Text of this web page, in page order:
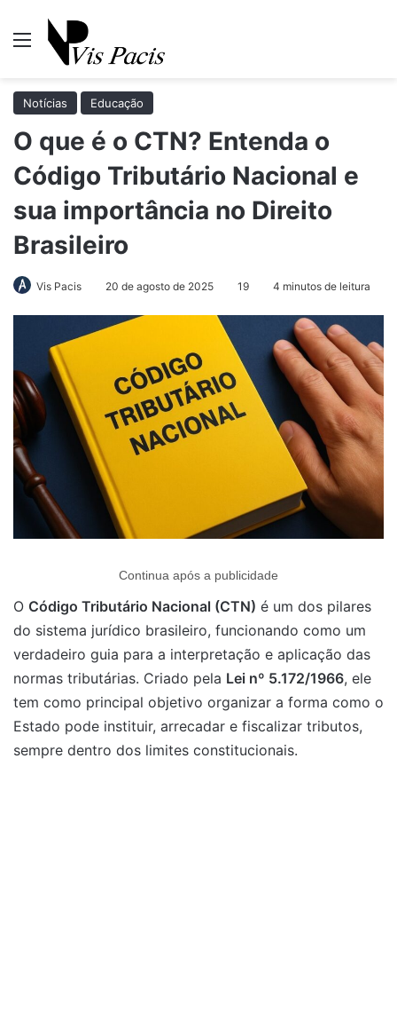
Menu
Notícias Educação
O que é o CTN? Entenda o
Código Tributário Nacional e
sua importância no Direito
Brasileiro
Vis Pacis 20 de agosto de 2025 19 4 minutos de leitura
Continua após a publicidade
O Código Tributário Nacional (CTN) é um dos pilares
do sistema jurídico brasileiro, funcionando como um
verdadeiro guia para a interpretação e aplicação das
normas tributárias. Criado pela Lei nº 5.172/1966, ele
tem como principal objetivo organizar a forma como o
Estado pode instituir, arrecadar e fiscalizar tributos,
sempre dentro dos limites constitucionais.